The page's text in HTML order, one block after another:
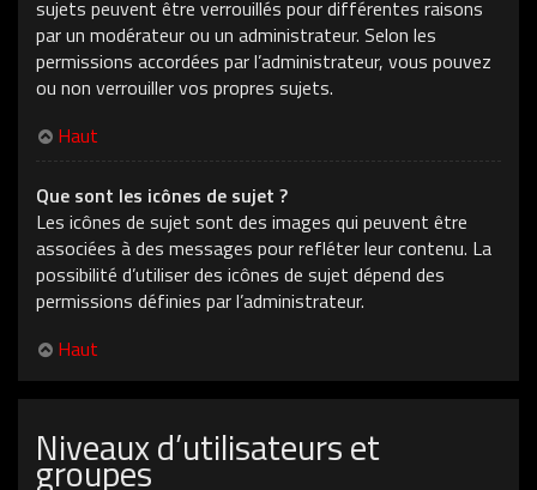
sujets peuvent être verrouillés pour différentes raisons
par un modérateur ou un administrateur. Selon les
permissions accordées par l’administrateur, vous pouvez
ou non verrouiller vos propres sujets.
Haut
Que sont les icônes de sujet ?
Les icônes de sujet sont des images qui peuvent être
associées à des messages pour refléter leur contenu. La
possibilité d’utiliser des icônes de sujet dépend des
permissions définies par l’administrateur.
Haut
Niveaux d’utilisateurs et
groupes